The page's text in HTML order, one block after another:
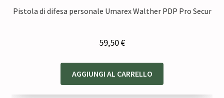
Pistola di difesa personale Umarex Walther PDP Pro Secur
59,50€
AGGIUNGI AL CARRELLO